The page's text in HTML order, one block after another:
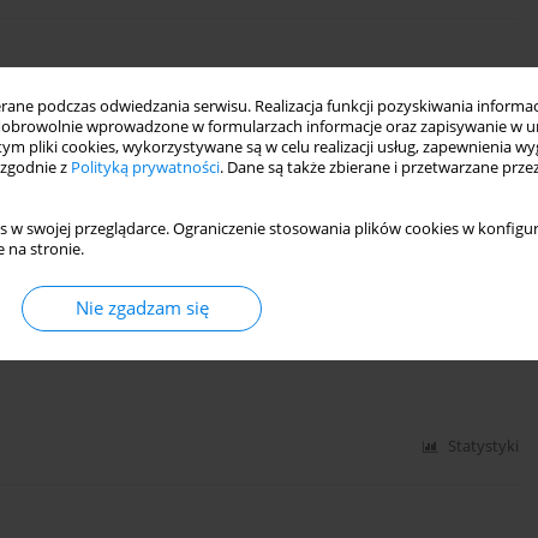
podczas odwiedzania serwisu. Realizacja funkcji pozyskiwania
wprowadzone w formularzach informacje oraz zapisywanie w
pliki cookies, wykorzystywane są w celu realizacji usług, zapewnienia
z Polityką prywatności. Dane są także zbierane i przetwarzane
w swojej przeglądarce. Ograniczenie stosowania plików cookies w
na stronie.
Nie zgadzam się
wśród obywateli Nigerii
Statystyki